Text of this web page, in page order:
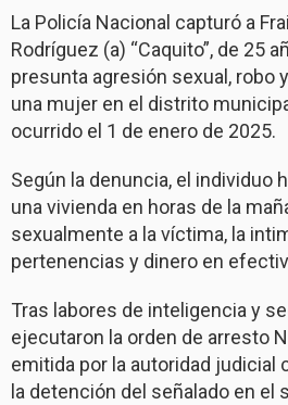
La Policía Nacional capturó a
Rodríguez (a) “Caquito”, de 25
presunta agresión sexual, robo
una mujer en el distrito
ocurrido el 1 de enero de 2025.
Según la denuncia, el individuo
una vivienda en horas de la
sexualmente a la víctima, la
pertenencias y dinero en
Tras labores de inteligencia y
ejecutaron la orden de arresto
emitida por la autoridad judicial
la detención del señalado en el